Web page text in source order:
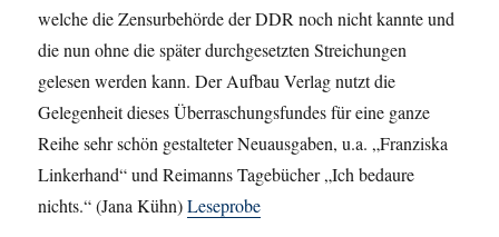
welche die Zensurbehörde der DDR noch nicht kannte und
die nun ohne die später durchgesetzten Streichungen
gelesen werden kann. Der Aufbau Verlag nutzt die
Gelegenheit dieses Überraschungsfundes für eine ganze
Reihe sehr schön gestalteter Neuausgaben, u.a. „Franziska
Linkerhand“ und Reimanns Tagebücher „Ich bedaure
nichts.“ (Jana Kühn)Leseprobe